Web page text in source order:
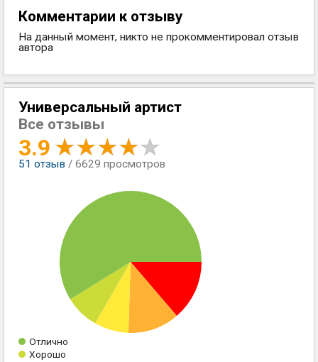
Комментарии к отзыву
На данный момент, никто не прокомментировал отзыв
автора
Универсальный артист
Все отзывы
3.9
51 отзыв / 6629 просмотров
Отлично
Хорошо